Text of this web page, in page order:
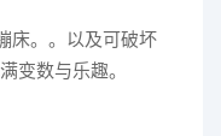
床。。以及可破坏
变数与乐趣。